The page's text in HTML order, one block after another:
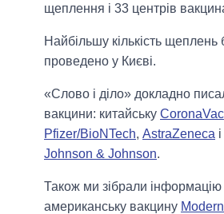
щеплення і 33 центрів
Найбільшу кількість щеплень
проведено у Києві.
«Слово і діло» докладно
вакцини: китайську CoronaVac
Pfizer/BioNTech, AstraZeneca
Johnson & Johnson.
Також ми зібрали
американську вакцину